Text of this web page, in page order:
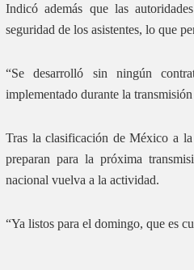
Indicó además que las
seguridad de los asistentes, lo que
“Se desarrolló sin ningún
implementado durante la
Tras la clasificación de México a
preparan para la próxima
nacional vuelva a la actividad.
“Ya listos para el domingo, que es